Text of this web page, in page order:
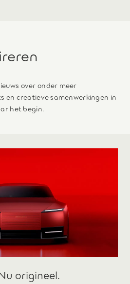
over onder meer
en creatieve samenwerkingen in
het begin.
origineel.